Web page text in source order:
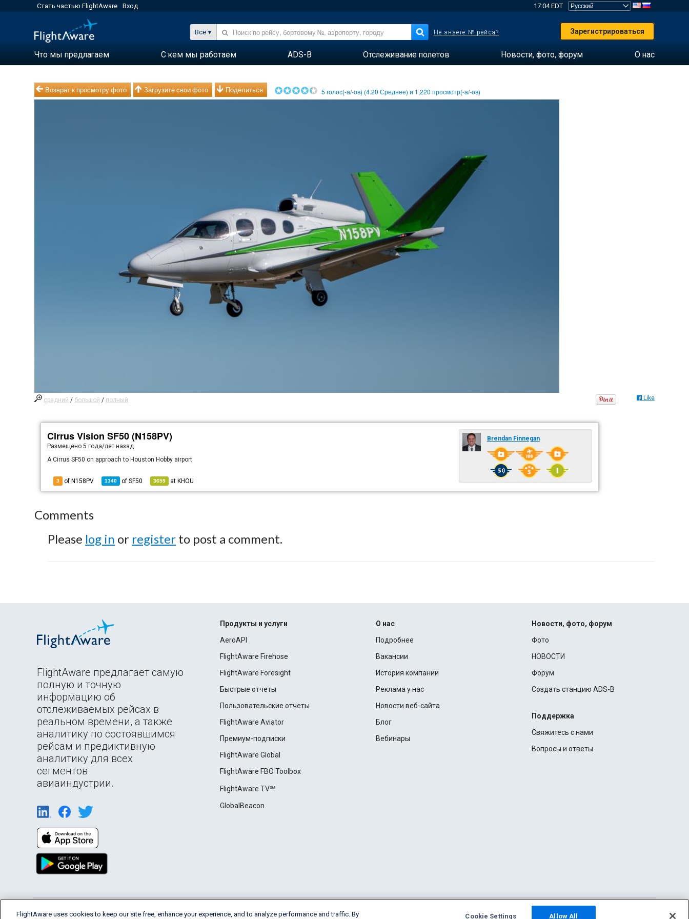
Стать частью FlightAware Вход 17:04 EDT
Всё Не знаете № рейса? Зарегистрироваться
Что мы предлагаем С кем мы работаем ADS-B Отслеживание полетов Новости, фото, форум О нас
Возврат к просмотру фото Загрузите свои фото Поделиться 5 голос(-а/-ов) (4.20 Среднее) и 1,220 просмотр(-а/-ов)
средний / большой / полный Like
Cirrus Vision SF50 (N158PV)
Размещено5 года/лет назад
A Cirrus SF50 on approach to Houston Hobby airport
3 of N158PV 1340 ofSF50 3659 at KHOU
Brendan Finnegan
Comments
Please log in or register to post a comment.
FlightAware предлагает самую
полную и точную
информацию об
отслеживаемых рейсах в
реальном времени, а также
аналитику по состоявшимся
рейсам и предиктивную
аналитику для всех
сегментов
авиаиндустрии.
Продукты и услуги
AeroAPI
FlightAware Firehose
FlightAware Foresight
Быстрые отчеты
Пользовательские отчеты
FlightAware Aviator
Премиум-подписки
FlightAware Global
FlightAware FBO Toolbox
FlightAware TV℠
GlobalBeacon
О нас
Подробнее
Вакансии
История компании
Реклама у нас
Новости веб-сайта
Блог
Вебинары
Новости, фото, форум
Фото
НОВОСТИ
Форум
Создать станцию ADS-B
Поддержка
Свяжитесь с нами
Вопросы и ответы
English (USA) 2026 FlightAware Terms of Use Privacy Cookie Settings
FlightAware uses cookies to keep our site free, enhance your experience, and to analyze performance and traffic. By Cookie Settings Allow All